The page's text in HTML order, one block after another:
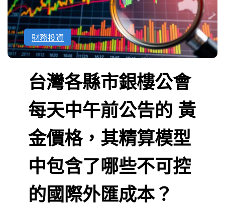
財務投資
台灣各縣市銀樓公會
每天中午前公告的 黃
金價格，其精算模型
中包含了哪些不可控
的國際外匯成本？